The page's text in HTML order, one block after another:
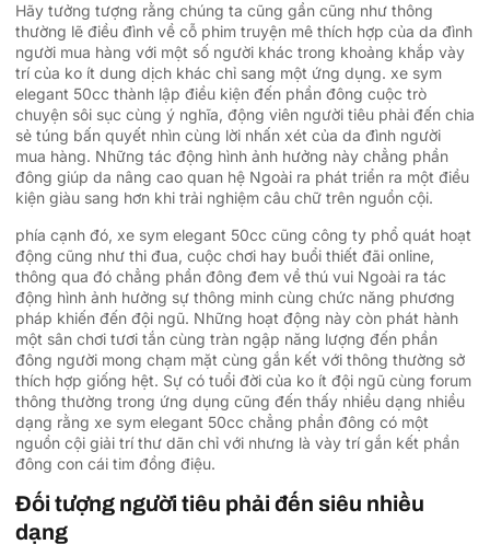
Hãy tưởng tượng rằng chúng ta cũng gần cũng như thông
thường lẽ điều đình về cỗ phim truyện mê thích hợp của da đình
người mua hàng với một số người khác trong khoảng khắp vày
trí của ko ít dung dịch khác chỉ sang một ứng dụng. xe sym
elegant 50cc thành lập điều kiện đến phần đông cuộc trò
chuyện sôi sục cùng ý nghĩa, động viên người tiêu phải đến chia
sẻ túng bấn quyết nhìn cùng lời nhấn xét của da đình người
mua hàng. Những tác động hình ảnh hưởng này chẳng phần
đông giúp da nâng cao quan hệ Ngoài ra phát triển ra một điều
kiện giàu sang hơn khi trải nghiệm câu chữ trên nguồn cội.
phía cạnh đó, xe sym elegant 50cc cũng công ty phổ quát hoạt
động cũng như thi đua, cuộc chơi hay buổi thiết đãi online,
thông qua đó chẳng phần đông đem về thú vui Ngoài ra tác
động hình ảnh hưởng sự thông minh cùng chức năng phương
pháp khiến đến đội ngũ. Những hoạt động này còn phát hành
một sân chơi tươi tắn cùng tràn ngập năng lượng đến phần
đông người mong chạm mặt cùng gắn kết với thông thường sở
thích hợp giống hệt. Sự có tuổi đời của ko ít đội ngũ cùng forum
thông thường trong ứng dụng cũng đến thấy nhiều dạng nhiều
dạng rằng xe sym elegant 50cc chẳng phần đông có một
nguồn cội giải trí thư dãn chỉ với nhưng là vày trí gắn kết phần
đông con cái tim đồng điệu.
Đối tượng người tiêu phải đến siêu nhiều
dạng